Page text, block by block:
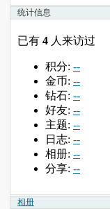
统计信息
已有 4 人来访过
积分: --
金币: --
钻石: --
好友: --
主题: --
日志: --
相册: --
分享: --
相册